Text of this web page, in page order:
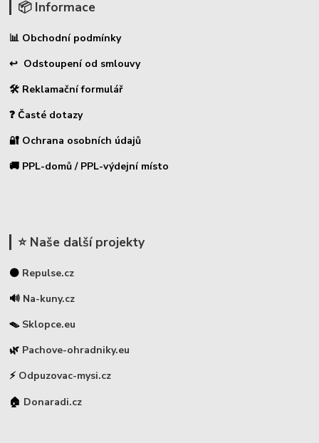
📦 Informace
📊 Obchodní podmínky
↩ Odstoupení od smlouvy
🛠 Reklamační formulář
❓ Časté dotazy
🔐 Ochrana osobních údajů
🚚 PPL-domů / PPL-výdejní místo
⭐ Naše další projekty
⚫ Repulse.cz
🔊 Na-kuny.cz
🪤 Sklopce.eu
🌿 Pachove-ohradniky.eu
⚡ Odpuzovac-mysi.cz
🏠 Donaradi.cz